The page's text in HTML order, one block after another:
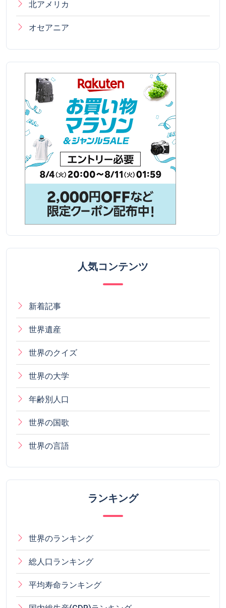
北アメリカ
オセアニア
人気コンテンツ
新着記事
世界遺産
世界のクイズ
世界の大学
年齢別人口
世界の国歌
世界の言語
ランキング
世界のランキング
総人口ランキング
平均寿命ランキング